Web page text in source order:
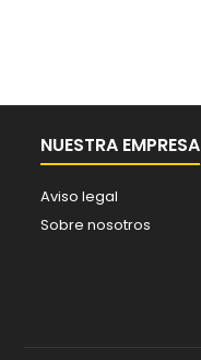
NUESTRA EMPRESA
Aviso legal
Sobre nosotros